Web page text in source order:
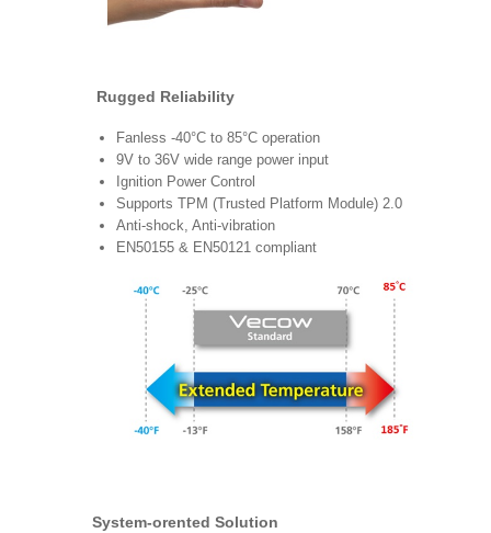
Rugged Reliability
Fanless -40°C to 85°C operation
9V to 36V wide range power input
Ignition Power Control
Supports TPM (Trusted Platform Module) 2.0
Anti-shock, Anti-vibration
EN50155 & EN50121 compliant
System-orented Solution